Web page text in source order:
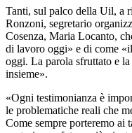
Tanti, sul palco della Uil, a
Ronzoni, segretario
Cosenza, Maria Locanto,
di lavoro oggi» e di come
oggi. La parola sfruttato e
insieme».
«Ogni testimonianza è
le problematiche reali che
Come sempre porteremo ai